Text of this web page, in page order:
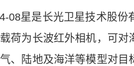
星是长光卫星技术股份
荷为长波红外相机，可对
、陆地及海洋等模型对